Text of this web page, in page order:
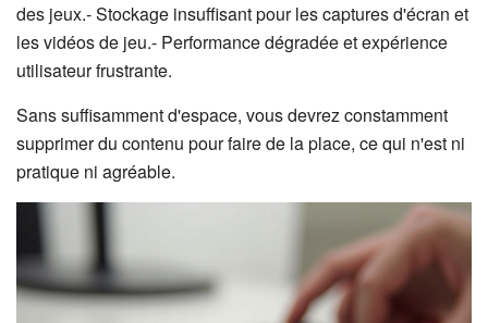
des jeux.- Stockage insuffisant pour les captures d'écran et
les vidéos de jeu.- Performance dégradée et expérience
utilisateur frustrante.
Sans suffisamment d'espace, vous devrez constamment
supprimer du contenu pour faire de la place, ce qui n'est ni
pratique ni agréable.